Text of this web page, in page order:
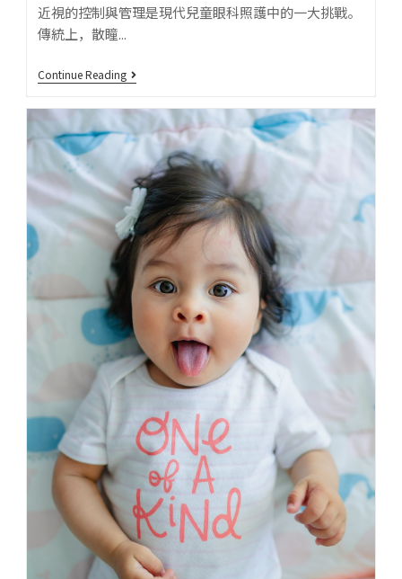
近視的控制與管理是現代兒童眼科照護中的一大挑戰。
傳統上，散瞳...
Continue Reading